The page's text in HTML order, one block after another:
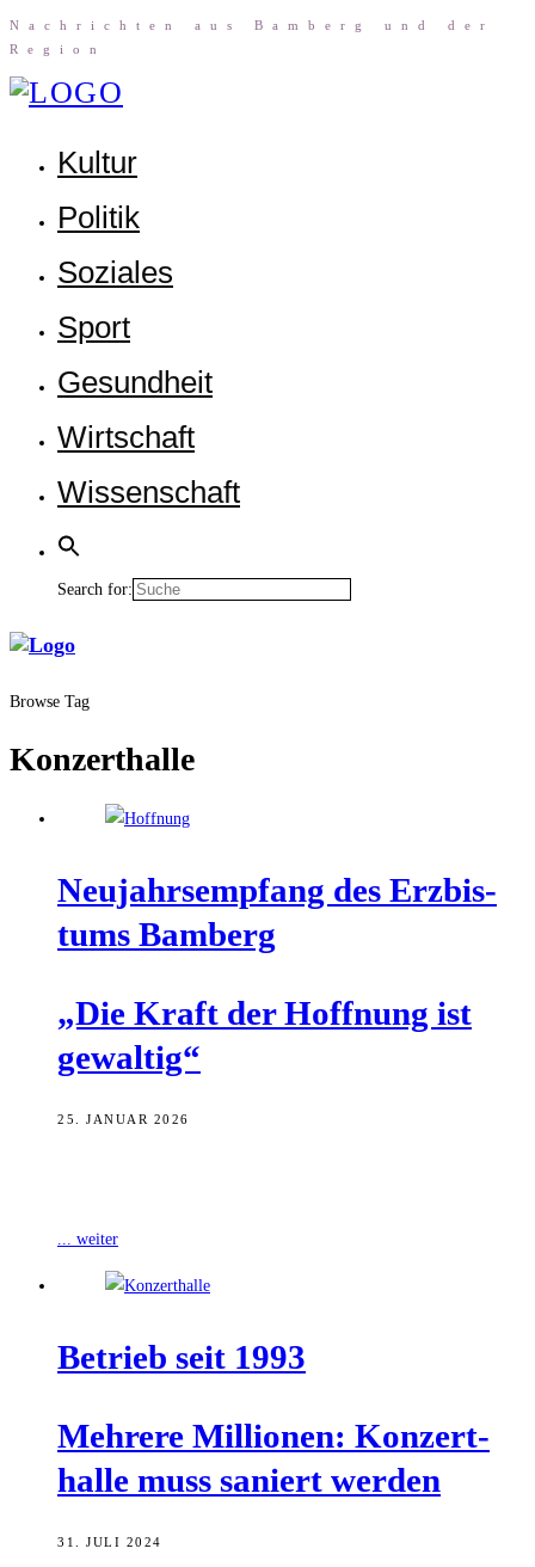
Nach­rich­ten aus Bam­berg und der
Region
Kul­tur
Poli­tik
Sozia­les
Sport
Gesund­heit
Wirt­schaft
Wis­sen­schaft
Search for:
Browse Tag
Konzerthalle
Neu­jahrs­emp­fang des Erz­bis­
tums Bamberg
„Die Kraft der Hoff­nung ist
gewaltig“
25. JANUAR 2026
... weiter
Betrieb seit 1993
Meh­re­re Mil­lio­nen: Kon­zert­
hal­le muss saniert werden
31. JULI 2024